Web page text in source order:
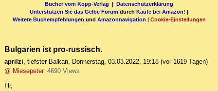
Bücher vom Kopp-Verlag | Datenschutzerklärung
Unterstützen Sie das Gelbe Forum durch Käufe bei Amazon! |
Weitere Buchempfehlungen und Amazonnavigation | Cookie-Einstellungen
Bulgarien ist pro-russisch.
aprilzi, tiefster Balkan, Donnerstag, 03.03.2022, 19:18 (vor 1619 Tagen)
@ Miesepeter 4690 Views
Hi,